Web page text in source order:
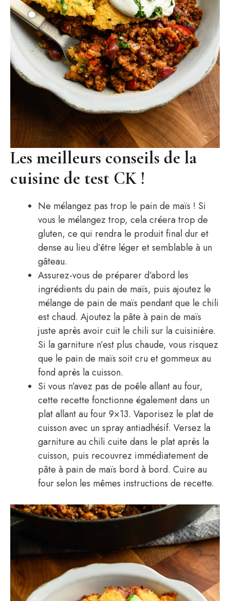
Les meilleurs conseils de la
cuisine de test CK !
Ne mélangez pas trop le pain de maïs ! Si
vous le mélangez trop, cela créera trop de
gluten, ce qui rendra le produit final dur et
dense au lieu d’être léger et semblable à un
gâteau.
Assurez-vous de préparer d’abord les
ingrédients du pain de maïs, puis ajoutez le
mélange de pain de maïs pendant que le chili
est chaud. Ajoutez la pâte à pain de maïs
juste après avoir cuit le chili sur la cuisinière.
Si la garniture n’est plus chaude, vous risquez
que le pain de maïs soit cru et gommeux au
fond après la cuisson.
Si vous n’avez pas de poêle allant au four,
cette recette fonctionne également dans un
plat allant au four 9×13. Vaporisez le plat de
cuisson avec un spray antiadhésif. Versez la
garniture au chili cuite dans le plat après la
cuisson, puis recouvrez immédiatement de
pâte à pain de maïs bord à bord. Cuire au
four selon les mêmes instructions de recette.